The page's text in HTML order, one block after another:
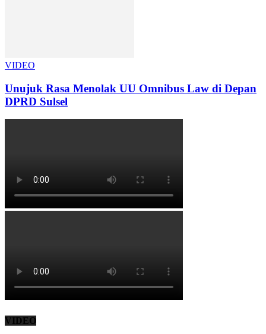
VIDEO
Unujuk Rasa Menolak UU Omnibus Law di Depan
DPRD Sulsel
VIDEO